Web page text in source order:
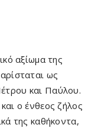
αξίωμα της
ως
και Παύλου.
ο ένθεος ζήλος
της καθήκοντα,